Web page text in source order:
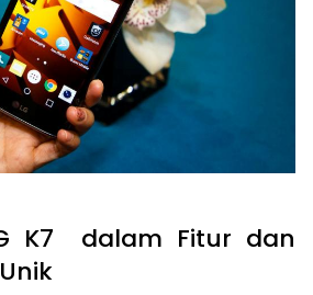
K7 dalam Fitur dan